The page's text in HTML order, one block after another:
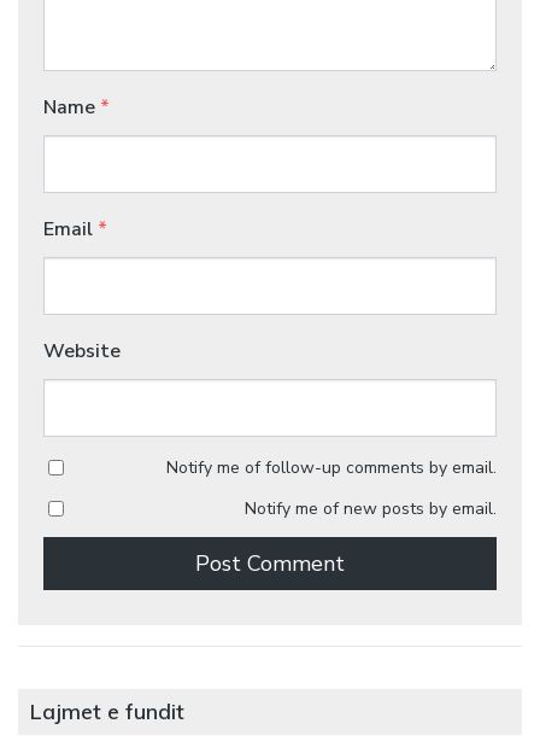
Name *
Email *
Website
Notify me of follow-up comments by email.
Notify me of new posts by email.
Lajmet e fundit